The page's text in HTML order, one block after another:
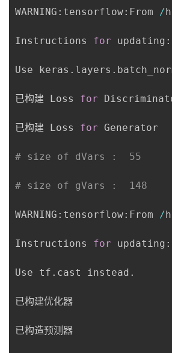
WARNING : tensorflow: From /
Instructions for updating :
Use keras . layers .
已构建 Loss for
已构建 Loss for Generator
# size of dVars :  55
# size of gVars :  148
WARNING : tensorflow: From /
Instructions for updating :
Use tf . cast instead .
已构建优化器
已构造预测器